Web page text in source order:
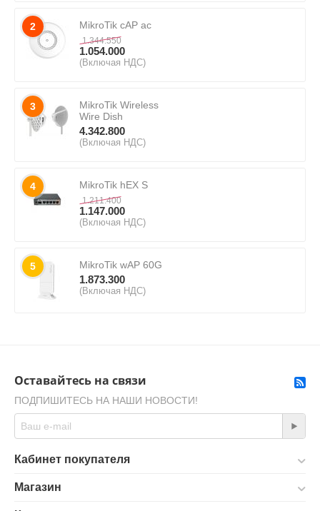
2 MikroTik cAP ac
1.344.550
1.054.000
(Включая НДС)
3
MikroTik Wireless
Wire Dish
4.342.800
(Включая НДС)
4 MikroTik hEX S
1.211.400
1.147.000
(Включая НДС)
5 MikroTik wAP 60G
1.873.300
(Включая НДС)
Оставайтесь на связи
ПОДПИШИТЕСЬ НА НАШИ НОВОСТИ!
Кабинет покупателя
Магазин